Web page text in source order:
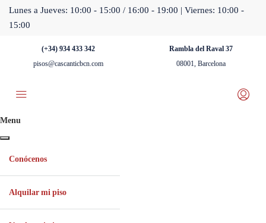
Lunes a Jueves: 10:00 - 15:00 / 16:00 - 19:00 | Viernes: 10:00 -
15:00
(+34) 934 433 342
pisos@cascanticbcn.com
Rambla del Raval 37
08001, Barcelona
Menu
Conócenos
Alquilar mi piso